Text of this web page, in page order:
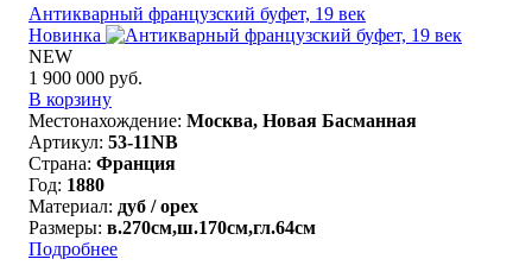
Антикварный французский буфет, 19 век
Новинка
NEW
1 900 000 руб.
В корзину
Местонахождение: Москва, Новая Басманная
Артикул: 53-11NB
Страна: Франция
Год: 1880
Материал: дуб / орех
Размеры: в.270см,ш.170см,гл.64см
Подробнее